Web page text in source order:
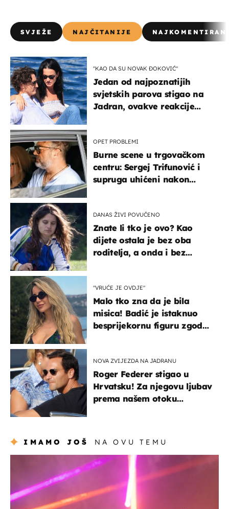
SVJEŽE NAJČITANIJE
"KAO DA SU NOVAK ĐOKOVIĆ"
Jedan od najpoznatijih
svjetskih parova stigao na
Jadran, ovakve reakcije
OPET PROBLEMI
Burne scene u trgovačkom
centru: Sergej Trifunović i
supruga uhićeni nakon
DANAS ŽIVI POVUČENO
Znate li tko je ovo? Kao
dijete ostala je bez oba
roditelja, a onda i bez
"VRUĆE JE OVDJE"
Malo tko zna da je bila
misica! Badić je istaknuo
besprijekornu figuru zgodne
NOVA ZVIJEZDA NA JADRANU
Roger Federer stigao u
Hrvatsku! Za njegovu ljubav
prema našem otoku
IMAMO JOŠ NA OVU TEMU